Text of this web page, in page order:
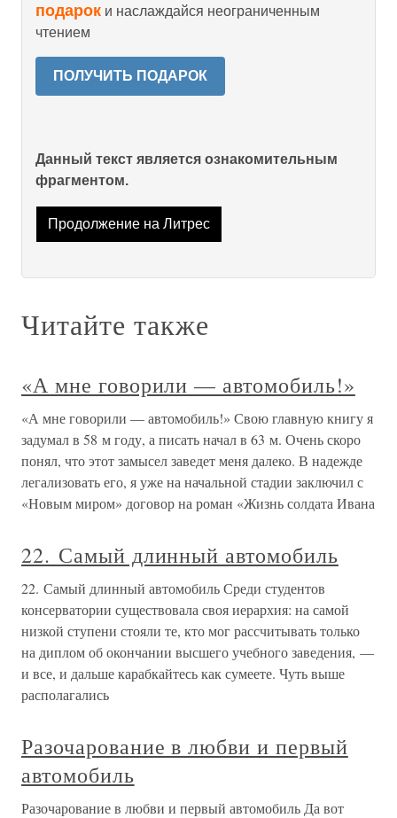
подарок и наслаждайся неограниченным
чтением
ПОЛУЧИТЬ ПОДАРОК
Данный текст является ознакомительным
фрагментом.
Продолжение на Литрес
Читайте также
«А мне говорили — автомобиль!»
«А мне говорили — автомобиль!» Свою главную книгу я
задумал в 58 м году, а писать начал в 63 м. Очень скоро
понял, что этот замысел заведет меня далеко. В надежде
легализовать его, я уже на начальной стадии заключил с
«Новым миром» договор на роман «Жизнь солдата Ивана
22. Самый длинный автомобиль
22. Самый длинный автомобиль Среди студентов
консерватории существовала своя иерархия: на самой
низкой ступени стояли те, кто мог рассчитывать только
на диплом об окончании высшего учебного заведения, —
и все, и дальше карабкайтесь как сумеете. Чуть выше
располагались
Разочарование в любви и первый
автомобиль
Разочарование в любви и первый автомобиль Да вот